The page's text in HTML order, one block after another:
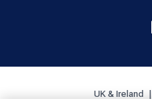
UK & Ireland